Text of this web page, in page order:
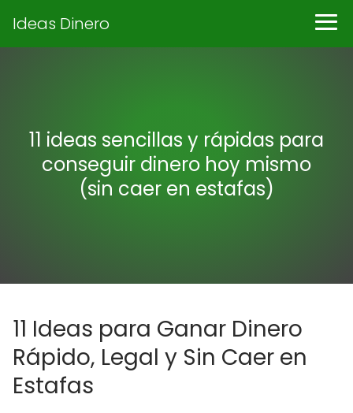
Ideas Dinero
11 ideas sencillas y rápidas para
conseguir dinero hoy mismo
(sin caer en estafas)
11 Ideas para Ganar Dinero
Rápido, Legal y Sin Caer en
Estafas